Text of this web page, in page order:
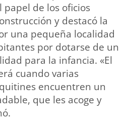
de los oficios
y destacó la
una pequeña localidad
por dotarse de un
para la infancia. «El
cuando varias
encuentren un
que les acoge y